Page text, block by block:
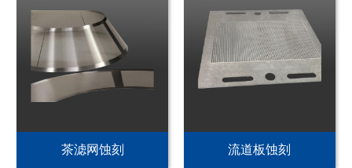
PET发热片蚀刻 黄铜发热膜蚀刻